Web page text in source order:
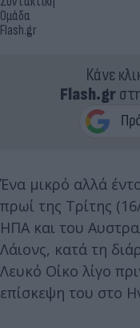
Ομάδα
Flash.gr
Κάνε
Flash.gr
Ένα μικρό αλλά
πρωί της Τρίτης
ΗΠΑ και του
Λάιονς, κατά τη
Λευκό Οίκο λίγο
επίσκεψη του στο